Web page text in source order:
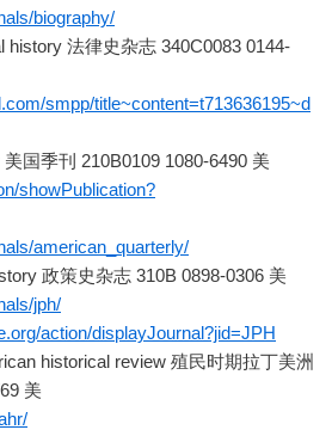
biography/
history 法律史杂志 340C0083 0144-
smpp/title~content=t713636195~d
国季刊 210B0109 1080-6490 美
showPublication?
american_quarterly/
政策史杂志 310B 0898-0306 美
jph/
action/displayJournal?jid=JPH
historical review 殖民时期拉丁美洲
美